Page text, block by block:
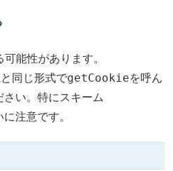
能性があります。
同じ形式でgetCookieを呼ん
い。特にスキーム
注意です。